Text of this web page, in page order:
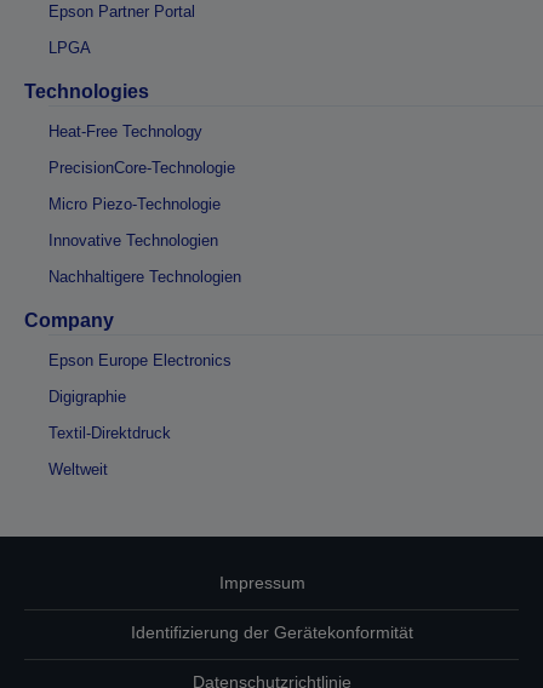
Epson Partner Portal
LPGA
Technologies
Heat-Free Technology
PrecisionCore-Technologie
Micro Piezo-Technologie
Innovative Technologien
Nachhaltigere Technologien
Company
Epson Europe Electronics
Digigraphie
Textil-Direktdruck
Weltweit
Impressum
Identifizierung der Gerätekonformität
Datenschutzrichtlinie